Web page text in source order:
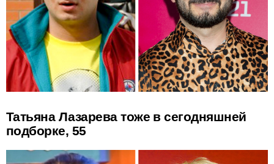
Татьяна Лазарева тоже в сегодняшней
подборке, 55